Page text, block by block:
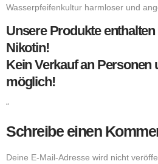
Wasserpfeifenkultur harmloser und
Unsere Produkte
Nikotin!
Kein Verkauf an Personen
möglich!
“
Schreibe einen
Deine E-Mail-Adresse wird nicht